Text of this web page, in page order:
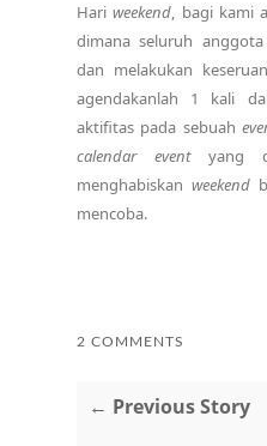
Hariweekend, bagi kami
dimana seluruh
dan melakukan
agendakanlah 1 kali
aktifitas pada sebuah
calendar eventyang
menghabiskan weekend
mencoba.
2 COMMENTS
← Previous Story